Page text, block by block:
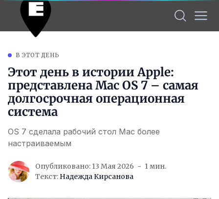
В ЭТОТ ДЕНЬ
Этот день в истории Apple:
представлена Mac OS 7 – самая
долгосрочная операционная
система
OS 7 сделала рабочий стол Mac более
настраиваемым
Опубликовано: 13 Мая 2026
1 мин.
Текст: Надежда Кирсанова